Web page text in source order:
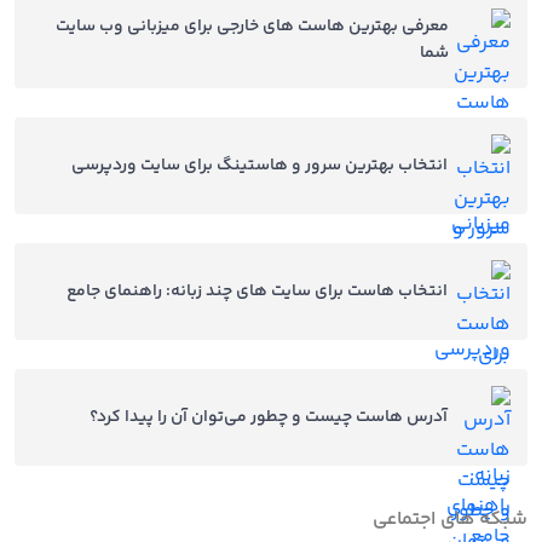
معرفی بهترین هاست‌ های خارجی برای میزبانی وب‌ سایت
شما
انتخاب بهترین سرور و هاستینگ برای سایت وردپرسی
انتخاب هاست برای سایت‌ های چند زبانه: راهنمای جامع
آدرس هاست چیست و چطور می‌توان آن را پیدا کرد؟
شبکه های اجتماعی